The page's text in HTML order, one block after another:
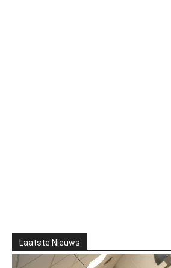
Laatste Nieuws